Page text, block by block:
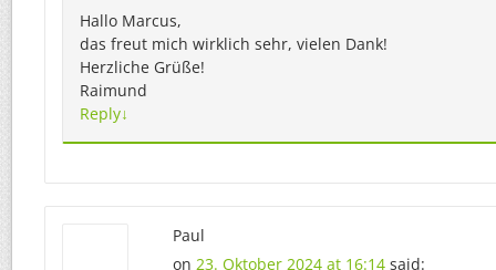
Hallo Marcus,
das freut mich wirklich sehr, vielen Dank!
Herzliche Grüße!
Raimund
Reply↓
Paul
on 23. Oktober 2024 at 16:14 said: